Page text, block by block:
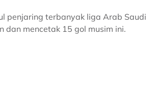
penjaring terbanyak liga Arab Saudi
dan mencetak 15 gol musim ini.